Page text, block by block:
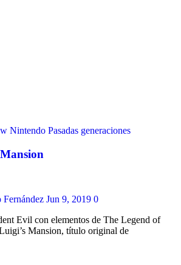
Nintendo Pasadas generaciones
Fernández Jun 9, 2019 0
Evil con elementos de The Legend of
Mansion, título original de